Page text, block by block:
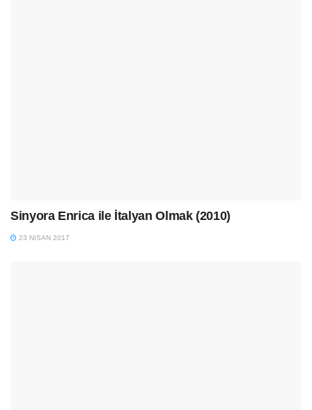
Sinyora Enrica ile İtalyan Olmak (2010)
23 NISAN 2017